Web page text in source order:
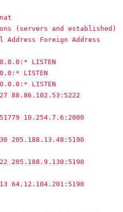
(servers and established)
Address Foreign Address
LISTEN
LISTEN
LISTEN
88.86.102.53:5222
10.254.7.6:2000
205.188.13.48:5190
205.188.9.130:5190
64.12.104.201:5190